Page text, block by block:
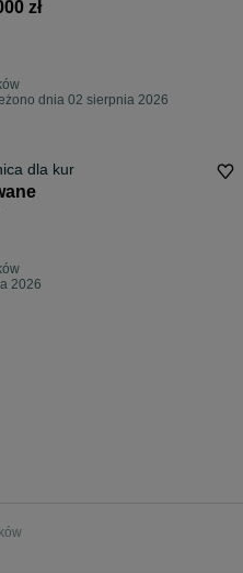
zł
dnia 02 sierpnia 2026
dla kur
2026